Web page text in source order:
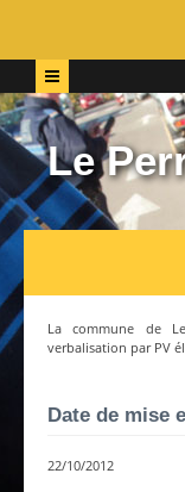
Le
La commune de
verbalisation par PV
Date de mise
22/10/2012